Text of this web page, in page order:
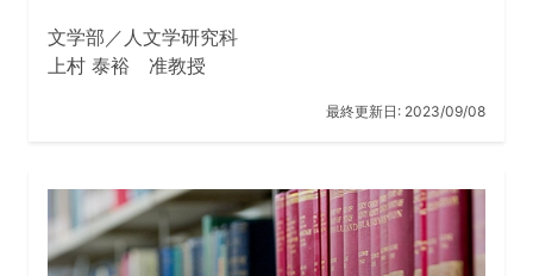
踏み出していって世界で活躍する人材を育成すること。
研究面では、個々の教員や研究グループが、人文学の国
際的なアカデミアで独自の存在感を発揮し、人文学を不
星野先生ご自身が学生だった時、印象的な授業はあ
りましたか。
文学部／人文学研究科
上村 泰裕 准教授
最終更新日: 2023/09/08